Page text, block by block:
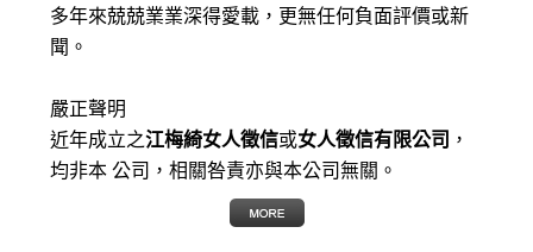
多年來兢兢業業深得愛載，更無任何負面評價或新
聞。
嚴正聲明
近年成立之江梅綺女人徵信或女人徵信有限公司 ，
均非本 公司，相關咎責亦與本公司無關。